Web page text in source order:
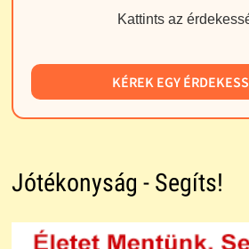
Kattints az
KÉREK EGY
Jótékonyság - Segíts!